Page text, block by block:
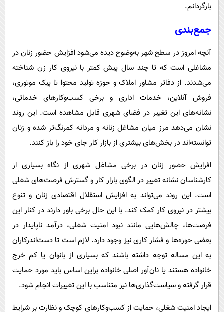
بازگردانم.
جمع‌بندی
آنچه امروز در سطح شهر به‌وضوح دیده می‌شود افزایش حضور زنان در
مشاغلی است که تا چند سال پیش کمتر با نیروی کار زن شناخته
می‌شدند. از دفاتر مشاور املاک و حوزه تولید محتوا تا پیک موتوری،
فروش آنلاین، خدمات اداری و برخی کسب‌وکارهای خدماتی،
نشانه‌های این تغییر در فضای شهری قابل مشاهده است. این روند
نشان می‌دهد مرز میان مشاغل زنانه و مردانه کمرنگ‌تر شده و زنان
توانسته‌اند در بخش‌های بیشتری از بازار کار جای خود را باز کنند.
افزایش حضور زنان در برخی مشاغل شهری از نگاه بسیاری از
کارشناسان نشانه تغییر در الگوی بازار کار و گسترش فرصت‌های شغلی
است. این روند می‌تواند به افزایش استقلال اقتصادی زنان و تنوع
بیشتر در نیروی کار کمک کند. با این حال برخی باور دارند در کنار این
فرصت‌ها، چالش‌هایی مانند نبود امنیت شغلی، درآمد ناپایدار در
بعضی حوزه‌ها و فشار کاری نیز وجود دارد. لازم است تا دست‌اندرکاران
به این مساله توجه داشته باشند که بسیاری از بانوان یا کم خرج
خانواده هستند یا نان‌آور اصلی خانواده براین اساس باید مورد حمایت
قرار گرفته و سیاست‌گذاری‌ها نیز متناسب با این تغییرات انجام شود.
ایجاد امنیت شغلی، حمایت از کسب‌وکارهای کوچک و نظارت بر شرایط